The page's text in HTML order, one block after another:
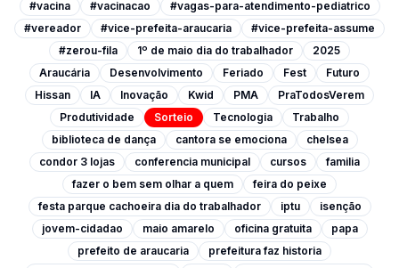
#vacina #vacinacao
#vagas-para-atendimento-pediatrico
#vereador
#vice-prefeita-araucaria
#vice-prefeita-assume
#zerou-fila
1º de maio dia do trabalhador
2025
Araucária
Desenvolvimento Feriado Fest
Futuro
Hissan
IA Inovação Kwid PMA
PraTodosVerem
Produtividade
Sorteio Tecnologia
Trabalho
biblioteca de dança
cantora se emociona
chelsea
condor 3 lojas
conferencia municipal cursos
familia
fazer o bem sem olhar a quem
feira do peixe
festa parque cachoeira dia do trabalhador
iptu
isenção
jovem-cidadao
maio amarelo oficina gratuita
papa
prefeito de araucaria
prefeitura faz historia